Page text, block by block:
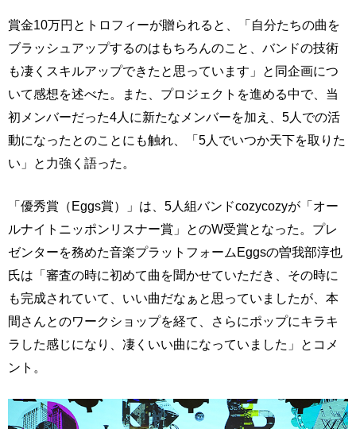
賞金10万円とトロフィーが贈られると、「自分たちの曲を
ブラッシュアップするのはもちろんのこと、バンドの技術
も凄くスキルアップできたと思っています」と同企画につ
いて感想を述べた。また、プロジェクトを進める中で、当
初メンバーだった4人に新たなメンバーを加え、5人での活
動になったとのことにも触れ、「5人でいつか天下を取りた
い」と力強く語った。
「優秀賞（Eggs賞）」は、5人組バンドcozycozyが「オー
ルナイトニッポンリスナー賞」とのW受賞となった。プレ
ゼンターを務めた音楽プラットフォームEggsの曽我部淳也
氏は「審査の時に初めて曲を聞かせていただき、その時に
も完成されていて、いい曲だなぁと思っていましたが、本
間さんとのワークショップを経て、さらにポップにキラキ
ラした感じになり、凄くいい曲になっていました」とコメ
ント。